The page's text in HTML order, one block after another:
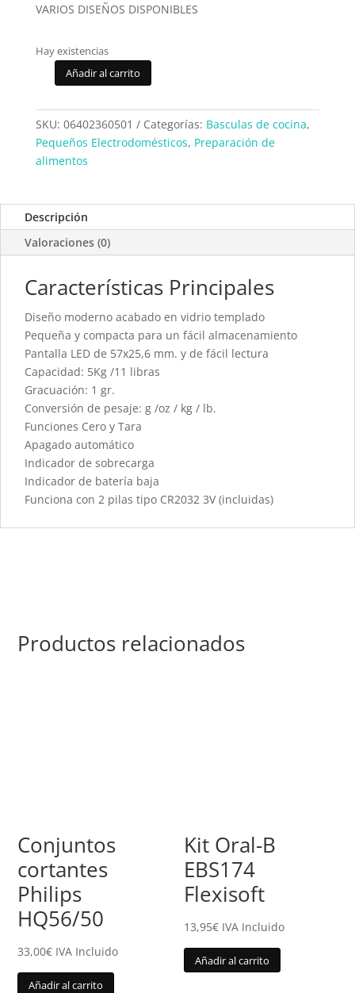
VARIOS DISEÑOS DISPONIBLES
Hay existencias
Bascula
Elco
PDB500
Diseño
Añadir al carrito
SKU: 06402360501 Categorías: Basculas de cocina,
Pequeños Electrodomésticos, Preparación de
alimentos
Descripción
Valoraciones (0)
Características Principales
Diseño moderno acabado en vidrio templado
Pequeña y compacta para un fácil almacenamiento
Pantalla LED de 57x25,6 mm. y de fácil lectura
Capacidad: 5Kg /11 libras
Gracuación: 1 gr.
Conversión de pesaje: g /oz / kg / lb.
Funciones Cero y Tara
Apagado automático
Indicador de sobrecarga
Indicador de batería baja
Funciona con 2 pilas tipo CR2032 3V (incluidas)
Productos relacionados
Conjuntos
cortantes
Philips
HQ56/50
33,00€ IVA Incluido
Añadir al carrito
Kit Oral-B
EBS174
Flexisoft
13,95€ IVA Incluido
Añadir al carrito